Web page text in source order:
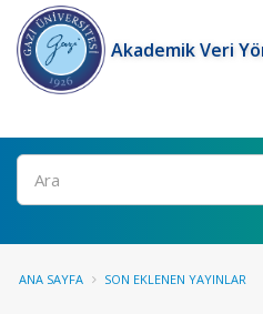
Akademik Veri
Ara
ANA SAYFA SON EKLENEN YAYINLAR